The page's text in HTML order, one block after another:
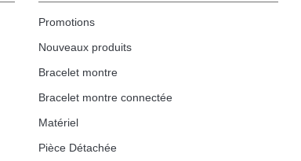
Promotions
Nouveaux produits
Bracelet montre
Bracelet montre connectée
Matériel
Pièce Détachée